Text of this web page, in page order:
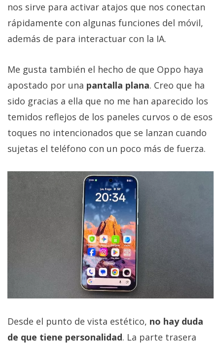
nos sirve para activar atajos que nos conectan
rápidamente con algunas funciones del móvil,
además de para interactuar con la IA.
Me gusta también el hecho de que Oppo haya
apostado por una pantalla plana. Creo que ha
sido gracias a ella que no me han aparecido los
temidos reflejos de los paneles curvos o de esos
toques no intencionados que se lanzan cuando
sujetas el teléfono con un poco más de fuerza.
Desde el punto de vista estético, no hay duda
de que tiene personalidad. La parte trasera